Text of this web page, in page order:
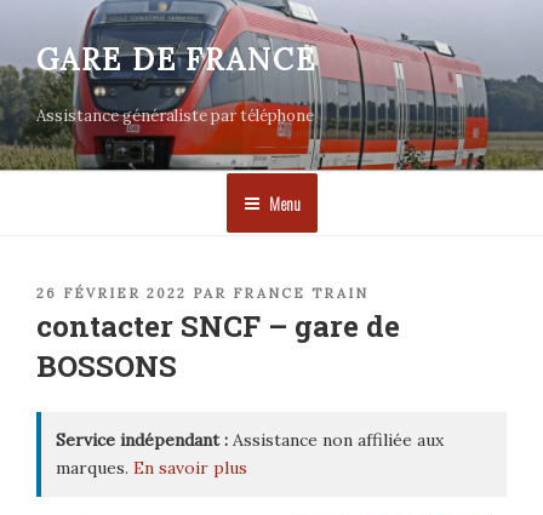
contenu
principal
GARE DE FRANCE
Assistance généraliste par téléphone
Menu
PUBLIÉ
26 FÉVRIER 2022 PAR FRANCE TRAIN
contacter SNCF – gare de
BOSSONS
Service indépendant : Assistance non affiliée aux
marques. En savoir plus